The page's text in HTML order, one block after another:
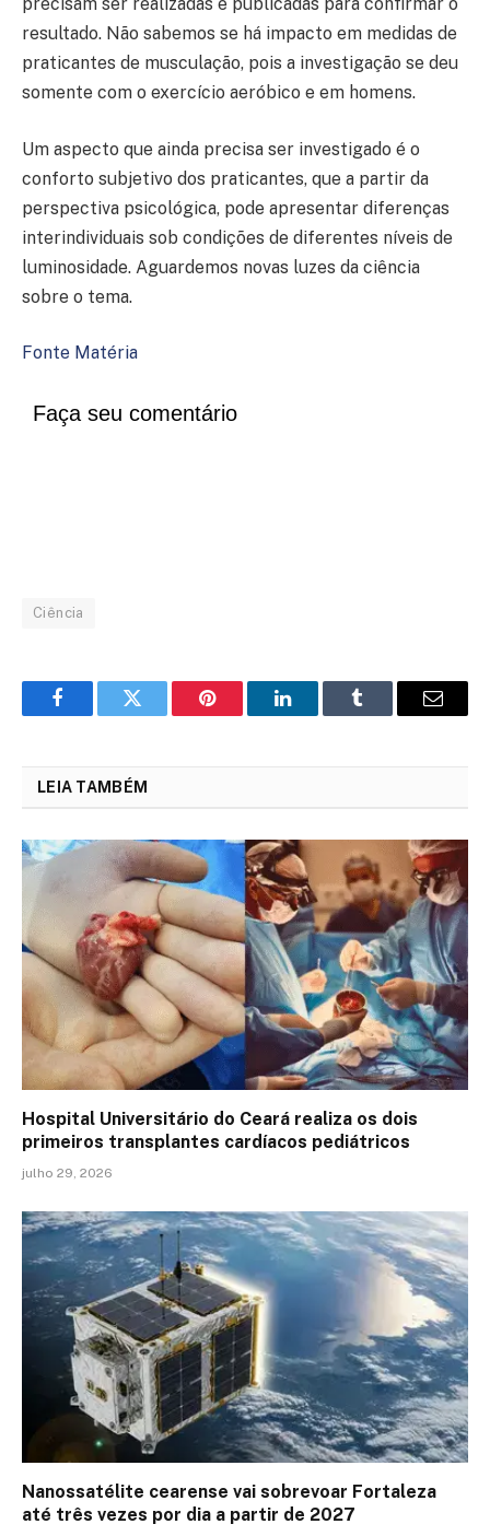
resultado. Não sabemos se há impacto em medidas de
praticantes de musculação, pois a investigação se deu
somente com o exercício aeróbico e em homens.
Um aspecto que ainda precisa ser investigado é o
conforto subjetivo dos praticantes, que a partir da
perspectiva psicológica, pode apresentar diferenças
interindividuais sob condições de diferentes níveis de
luminosidade. Aguardemos novas luzes da ciência
sobre o tema.
Fonte Matéria
Faça seu comentário
Ciência
FacebookTwitter Pinterest LinkedInTumblr Email
LEIA TAMBÉM
Hospital Universitário do Ceará realiza os dois
primeiros transplantes cardíacos pediátricos
julho 29, 2026
Nanossatélite cearense vai sobrevoar Fortaleza
até três vezes por dia a partir de 2027